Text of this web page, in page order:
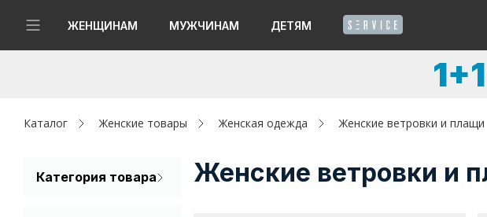
ЖЕНЩИНАМ МУЖЧИНАМ ДЕТЯМ
Женщинам
Каталог Женские товары Женская одежда Женские ветровки и плащи
Категория товара Женские ветровки и